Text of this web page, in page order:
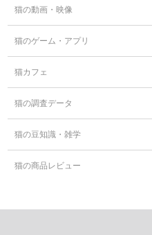
猫の動画・映像
猫のゲーム・アプリ
猫カフェ
猫の調査データ
猫の豆知識・雑学
猫の商品レビュー